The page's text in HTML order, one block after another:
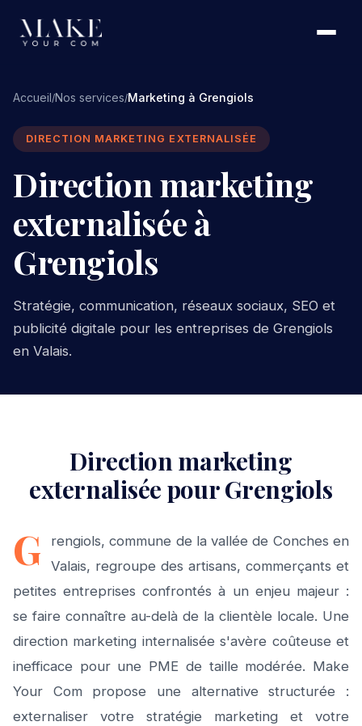
Accueil/Nos services/Marketing à Grengiols
DIRECTION MARKETING EXTERNALISÉE
Direction marketing
externalisée à
Grengiols
Stratégie, communication, réseaux sociaux, SEO et
publicité digitale pour les entreprises de Grengiols
en Valais.
Direction marketing
externalisée pour Grengiols
G
rengiols, commune de la vallée de Conches en
Valais, regroupe des artisans, commerçants et
petites entreprises confrontés à un enjeu majeur :
se faire connaître au-delà de la clientèle locale. Une
direction marketing internalisée s'avère coûteuse et
inefficace pour une PME de taille modérée. Make
Your Com propose une alternative structurée :
externaliser votre stratégie marketing et votre